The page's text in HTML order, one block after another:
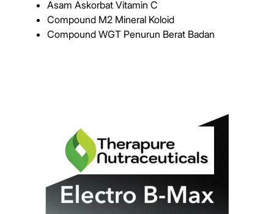
Asam Askorbat Vitamin C
Compound M2 Mineral Koloid
Compound WGT Penurun Berat Badan